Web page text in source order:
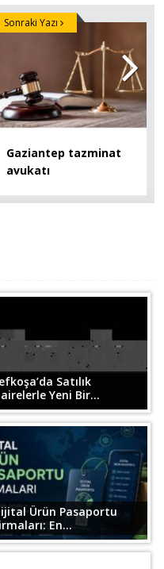
Gaziantep tazminat
avukatı
Sonraki Yazı
Satılık
Yeni Bir...
Ürün Pasaportu
En...